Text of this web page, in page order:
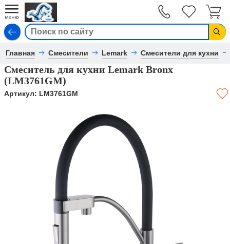
Главная Смесители Lemark Смесители для кухни
Смеситель для кухни Lemark Bronx
(LM3761GM)
Артикул: LM3761GM